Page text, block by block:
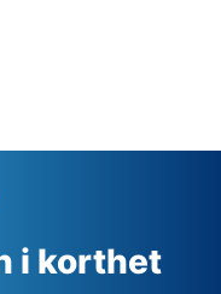
i korthet